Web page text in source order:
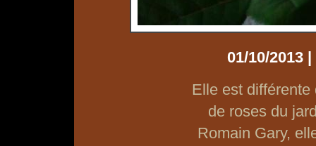
01/10/2013
Elle est
de roses du
Romain Gary,